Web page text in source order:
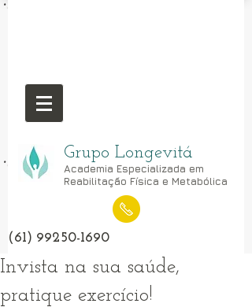
Grupo Longevitá
Academia Especializada em
Reabilitação Física e Metabólica
(61) 99250-1690
Invista na sua saúde,
pratique exercício!